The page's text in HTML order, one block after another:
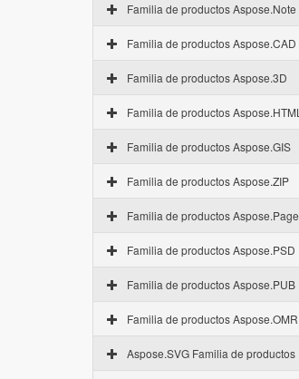
Familia de productos Aspose.Note
Familia de productos Aspose.CAD
Familia de productos Aspose.3D
Familia de productos Aspose.HTML
Familia de productos Aspose.GIS
Familia de productos Aspose.ZIP
Familia de productos Aspose.Page
Familia de productos Aspose.PSD
Familia de productos Aspose.PUB
Familia de productos Aspose.OMR
Aspose.SVG Familia de productos